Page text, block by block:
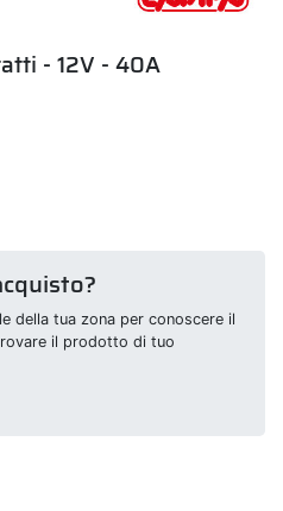
- 12V - 40A
della tua zona per conoscere il
il prodotto di tuo